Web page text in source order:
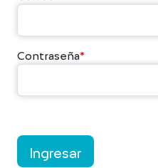
Contraseña*
Ingresar